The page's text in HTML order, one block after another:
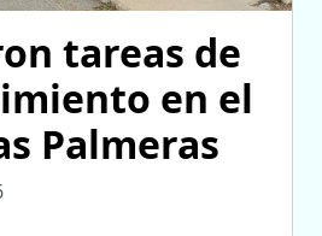
tareas de
en el
Palmeras